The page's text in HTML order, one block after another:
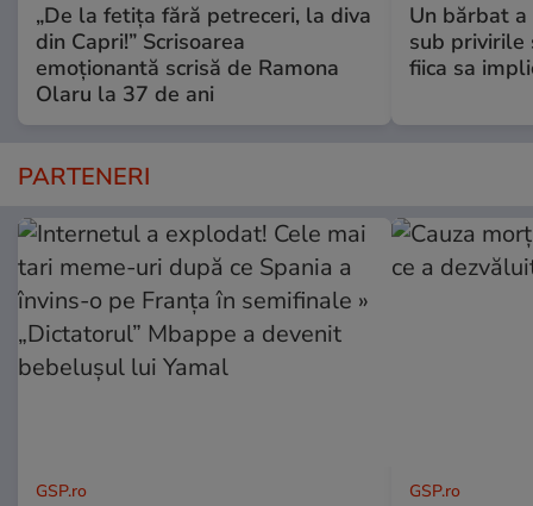
„De la fetița fără petreceri, la diva
din Capri!” Scrisoarea
emoționantă scrisă de Ramona
Olaru la 37 de ani
Un bărbat
sub privirile
fiica sa
PARTENERI
GSP.ro GSP.ro